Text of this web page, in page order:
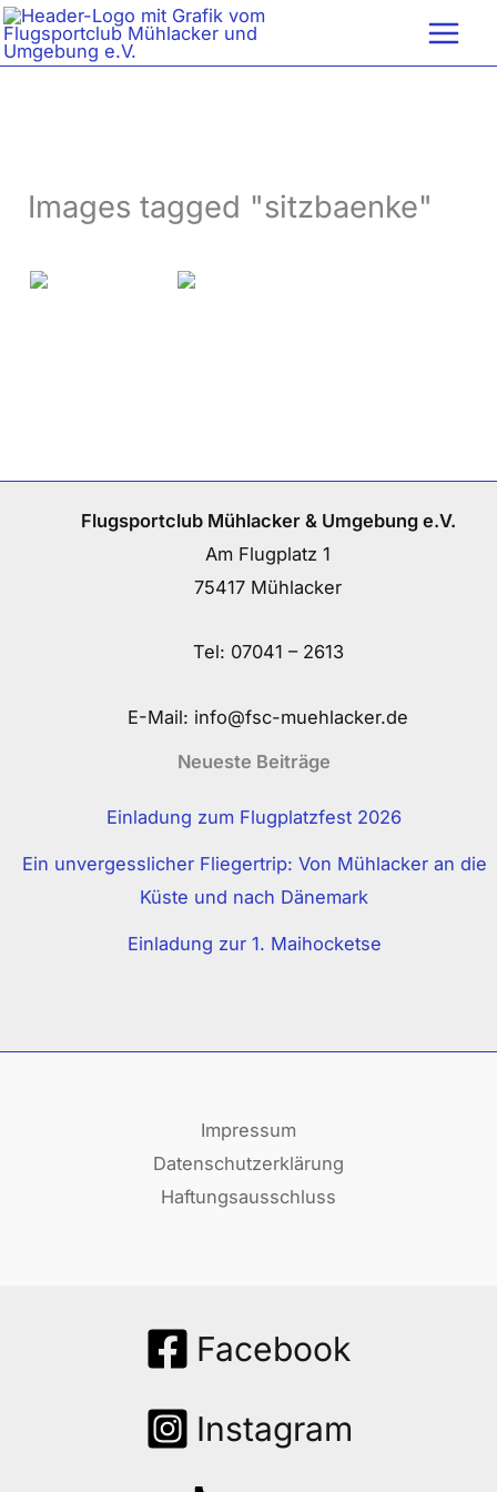
Zum
Inhalt
Images tagged "sitzbaenke"
Flugsportclub Mühlacker & Umgebung e.V.
Am Flugplatz 1
75417 Mühlacker
Tel: 07041 – 2613
E-Mail: info@fsc-muehlacker.de
Neueste Beiträge
Einladung zum Flugplatzfest 2026
Ein unvergesslicher Fliegertrip: Von Mühlacker an die
Küste und nach Dänemark
Einladung zur 1. Maihocketse
Impressum
Datenschutzerklärung
Haftungsausschluss
Facebook
Instagram